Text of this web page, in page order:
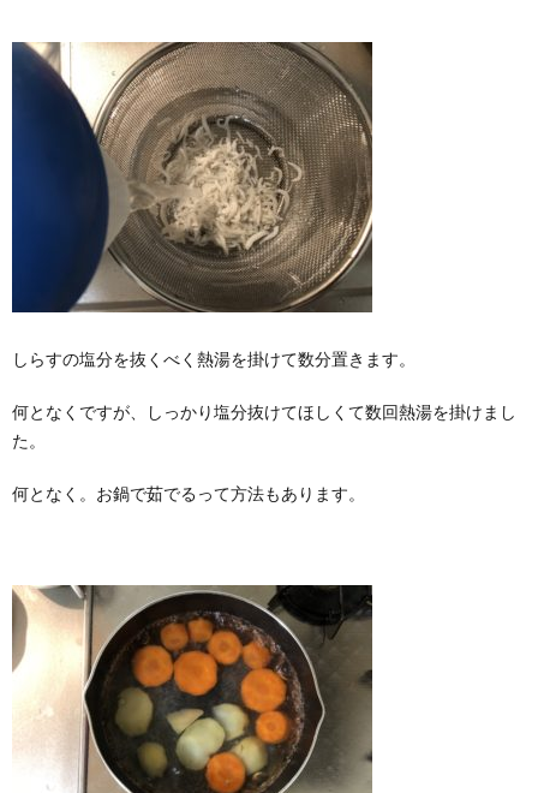
しらすの塩分を抜くべく熱湯を掛けて数分置きます。
何となくですが、しっかり塩分抜けてほしくて数回熱湯を掛けまし
た。
何となく。お鍋で茹でるって方法もあります。